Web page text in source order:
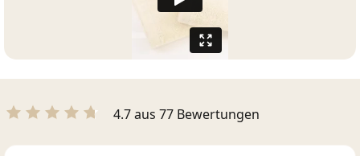
4.7 aus 77 Bewertungen